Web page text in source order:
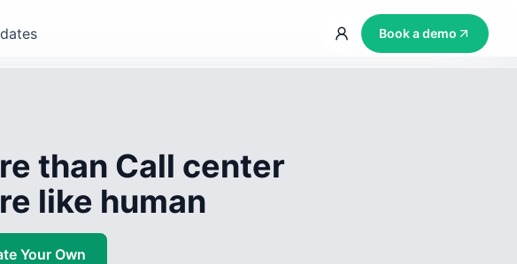
Book a demo
than Call center
like human
Your Own